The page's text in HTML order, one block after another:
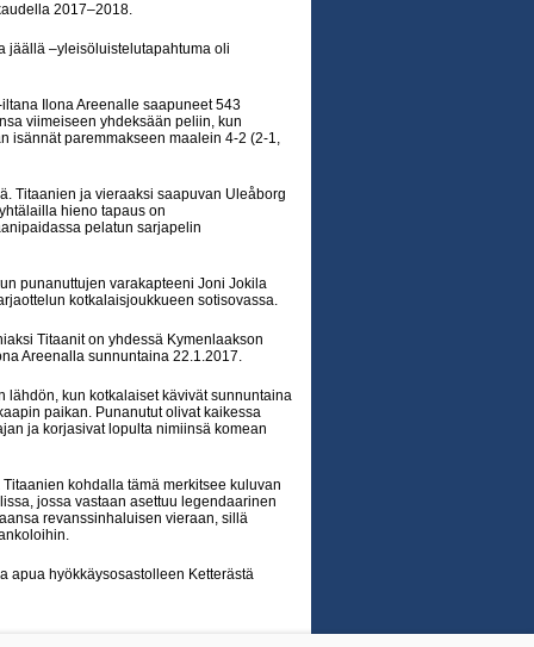
2017–2018.
jäällä –yleisöluistelutapahtuma oli
Ilona Areenalle saapuneet 543
viimeiseen yhdeksään peliin, kun
isännät paremmakseen maalein 4-2 (2-1,
Titaanien ja vieraaksi saapuvan Uleåborg
hieno tapaus on
pelatun sarjapelin
punanuttujen varakapteeni Joni Jokila
kotkalaisjoukkueen sotisovassa.
Titaanit on yhdessä Kymenlaakson
Areenalla sunnuntaina 22.1.2017.
lähdön, kun kotkalaiset kävivät sunnuntaina
paikan. Punanutut olivat kaikessa
ja korjasivat lopulta nimiinsä komean
kohdalla tämä merkitsee kuluvan
jossa vastaan asettuu legendaarinen
revanssinhaluisen vieraan, sillä
apua hyökkäysosastolleen Ketterästä